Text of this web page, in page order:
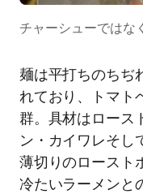
チャーシューではな
麺は平打ちのちぢ
れており、トマト
群。具材はロース
ン・カイワレそし
薄切りのロースト
冷たいラーメンと